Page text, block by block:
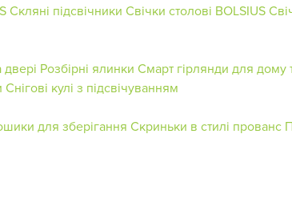
Скляні підсвічники Свічки столові BOLSIUS
Розбірні ялинки Смарт гірлянди для дому
Снігові кулі з підсвічуванням
для зберігання Скриньки в стилі прованс